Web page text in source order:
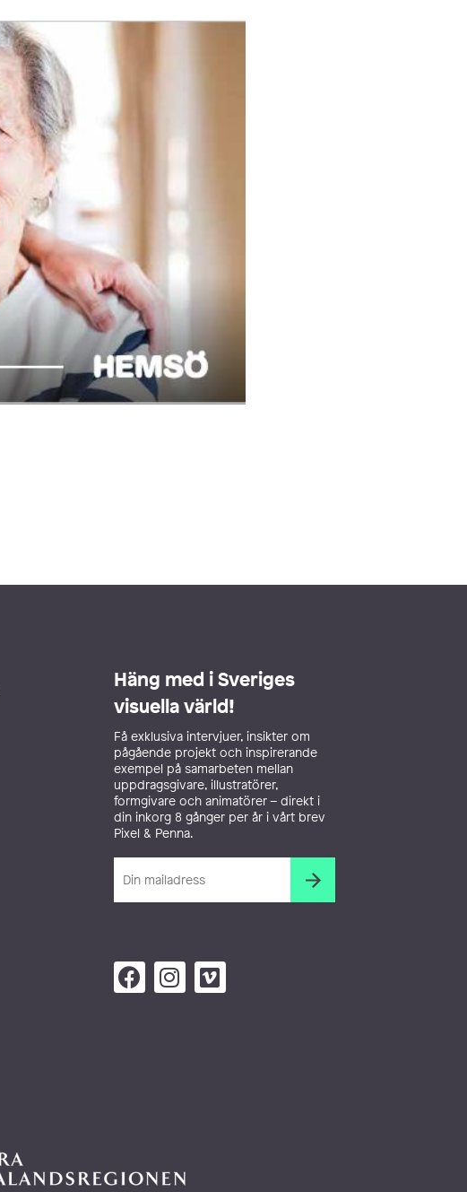
Häng med i Sveriges
visuella värld!
Få exklusiva intervjuer, insikter om
pågående projekt och inspirerande
exempel på samarbeten mellan
uppdragsgivare, illustratörer,
formgivare och animatörer – direkt i
din inkorg 8 gånger per år i vårt brev
Pixel & Penna.